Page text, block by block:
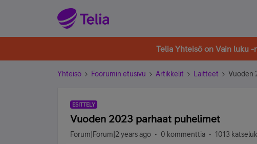
Telia Yhteisö on Vain luku
Yhteisö Foorumin etusivu Artikkelit Laitteet Vuoden
ESITTELY
Vuoden 2023 parhaat puhelimet
Forum|Forum|2 years ago 0 kommenttia 1013